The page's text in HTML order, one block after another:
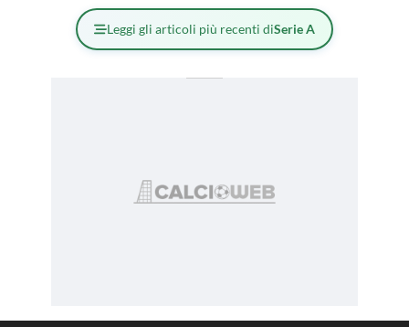
Leggi gli articoli più recenti diSerie A